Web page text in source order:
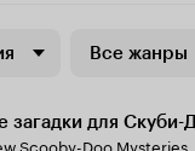
Все жанры
загадки для Скуби-
Scooby-Doo Mysteries,